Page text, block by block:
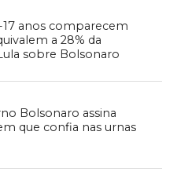
17 anos comparecem
a 28% da
sobre Bolsonaro
Bolsonaro assina
que confia nas urnas